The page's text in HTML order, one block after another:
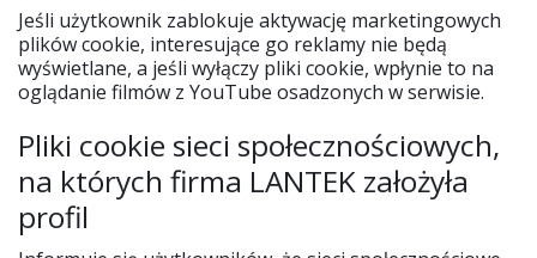
Jeśli użytkownik zablokuje aktywację marketingowych
plików cookie, interesujące go reklamy nie będą
wyświetlane, a jeśli wyłączy pliki cookie, wpłynie to na
oglądanie filmów z YouTube osadzonych w serwisie.
Pliki cookie sieci społecznościowych,
na których firma LANTEK założyła
profil